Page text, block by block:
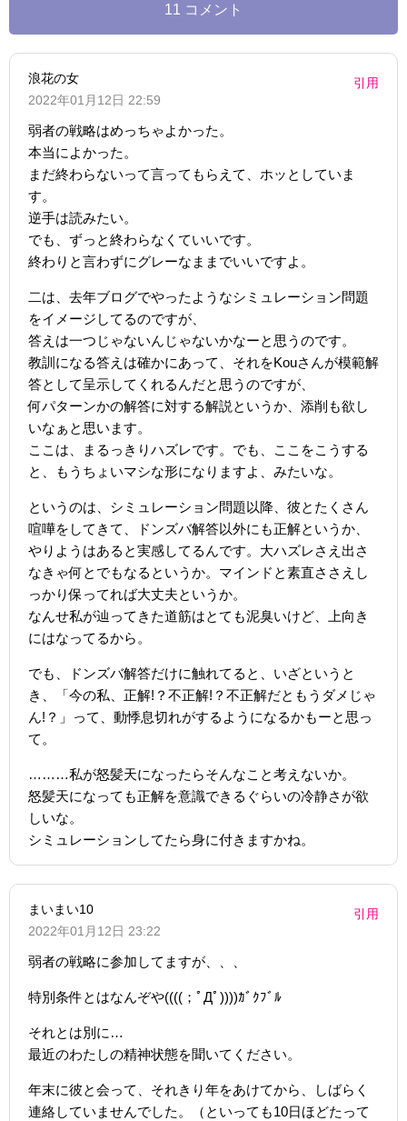
11 コメント
浪花の女
2022年01月12日 22:59
引用
弱者の戦略はめっちゃよかった。
本当によかった。
まだ終わらないって言ってもらえて、ホッとしていま
す。
逆手は読みたい。
でも、ずっと終わらなくていいです。
終わりと言わずにグレーなままでいいですよ。
二は、去年ブログでやったようなシミュレーション問題
をイメージしてるのですが、
答えは一つじゃないんじゃないかなーと思うのです。
教訓になる答えは確かにあって、それをKouさんが模範解
答として呈示してくれるんだと思うのですが、
何パターンかの解答に対する解説というか、添削も欲し
いなぁと思います。
ここは、まるっきりハズレです。でも、ここをこうする
と、もうちょいマシな形になりますよ、みたいな。
というのは、シミュレーション問題以降、彼とたくさん
喧嘩をしてきて、ドンズバ解答以外にも正解というか、
やりようはあると実感してるんです。大ハズレさえ出さ
なきゃ何とでもなるというか。マインドと素直ささえし
っかり保ってれば大丈夫というか。
なんせ私が辿ってきた道筋はとても泥臭いけど、上向き
にはなってるから。
でも、ドンズバ解答だけに触れてると、いざというと
き、「今の私、正解!？不正解!？不正解だともうダメじゃ
ん!？」って、動悸息切れがするようになるかもーと思っ
て。
………私が怒髪天になったらそんなこと考えないか。
怒髪天になっても正解を意識できるぐらいの冷静さが欲
しいな。
シミュレーションしてたら身に付きますかね。
まいまい10
2022年01月12日 23:22
引用
弱者の戦略に参加してますが、、、
特別条件とはなんぞや((((；ﾟДﾟ))))ｶﾞｸﾌﾞﾙ
それとは別に…
最近のわたしの精神状態を聞いてください。
年末に彼と会って、それきり年をあけてから、しばらく
連絡していませんでした。（といっても10日ほどたって